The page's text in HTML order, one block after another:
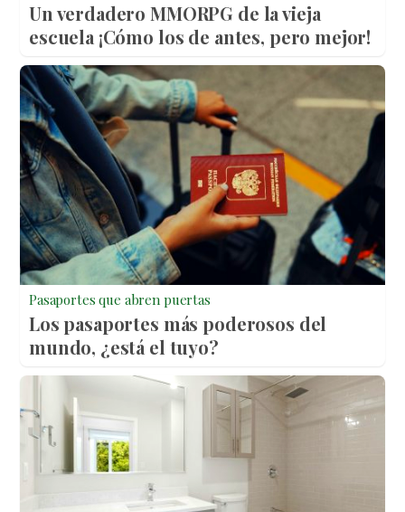
Un verdadero MMORPG de la vieja
escuela ¡Cómo los de antes, pero mejor!
Pasaportes que abren puertas
Los pasaportes más poderosos del
mundo, ¿está el tuyo?